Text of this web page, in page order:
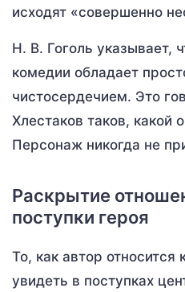
исходят «совершенно
Н. В. Гоголь указывает,
комедии обладает
чистосердечием. Это
Хлестаков таков, какой
Персонаж никогда не
Раскрытие
поступки героя
То, как автор
увидеть в поступках